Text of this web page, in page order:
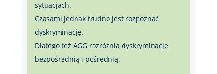
sytuacjach.
Czasami jednak trudno jest rozpoznać
dyskryminację.
Dlatego też AGG rozróżnia dyskryminację
bezpośrednią i pośrednią.